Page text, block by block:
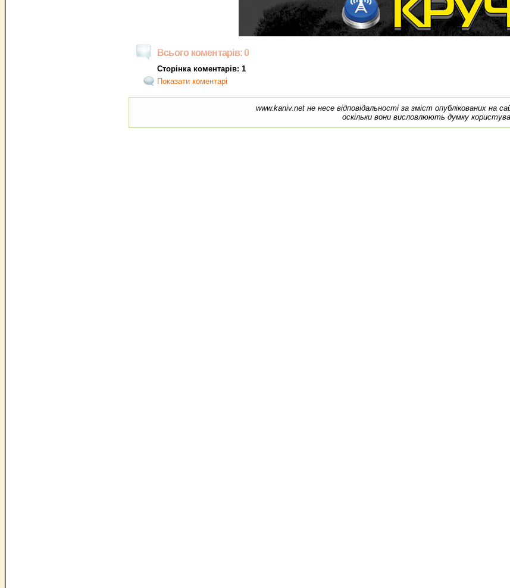
Всього коментарів: 0
Сторінка коментарів: 1
Показати коментарі
www.kaniv.net не несе відповідальності за зміст опублікованих на
оскільки вони висловлюють думку